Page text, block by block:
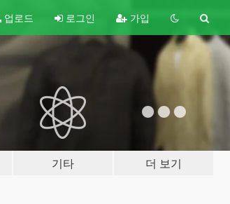
업로드 로그인 가입
기타 더 보기